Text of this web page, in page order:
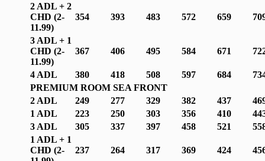
2 ADL + 2
CHD (2-
11.99)
354 393 483 572 659
3 ADL + 1
CHD (2-
11.99)
367 406 495 584 671
4 ADL 380 418 508 597 684
PREMIUM ROOM SEA FRONT
2 ADL
249 277 329 382 437
1 ADL
223 250 303 356 410
3 ADL
305 337 397 458 521
1 ADL + 1
CHD (2-
237 264 317 369 424